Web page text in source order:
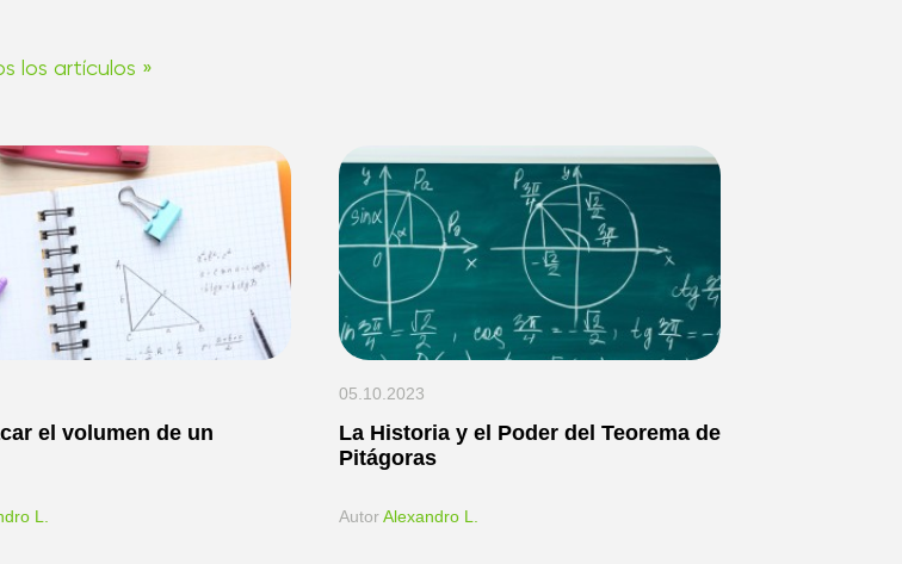
los artículos »
el volumen de un
L.
05.10.2023
La Historia y el Poder del Teorema de
Pitágoras
АutorAlexandro L.